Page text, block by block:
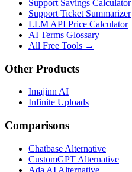
Support Savings Calculator
Support Ticket Summarizer
LLM API Price Calculator
AI Terms Glossary
All Free Tools →
Other Products
Imajinn AI
Infinite Uploads
Comparisons
Chatbase Alternative
CustomGPT Alternative
Ada AI Alternative